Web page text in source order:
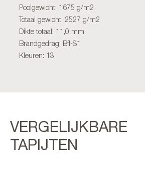
Poolgewicht: 1675 g/m2
Totaal gewicht: 2527 g/m2
Dikte totaal: 11,0 mm
Brandgedrag: Bfl-S1
Kleuren: 13
VERGELIJKBARE
TAPIJTEN